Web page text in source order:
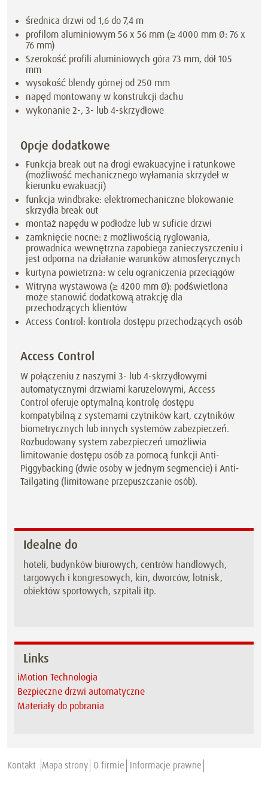
średnica drzwi od 1,6 do 7,4 m
profilom aluminiowym 56 x 56 mm (≥ 4000 mm Ø: 76 x
76 mm)
Szerokość profili aluminiowych góra 73 mm, dół 105
mm
wysokość blendy górnej od 250 mm
napęd montowany w konstrukcji dachu
wykonanie 2-, 3- lub 4-skrzydłowe
Opcje dodatkowe
Funkcja break out na drogi ewakuacyjne i ratunkowe
(możliwość mechanicznego wyłamania skrzydeł w
kierunku ewakuacji)
funkcja windbrake: elektromechaniczne blokowanie
skrzydła break out
montaż napędu w podłodze lub w suficie drzwi
zamknięcie nocne: z możliwością ryglowania,
prowadnica wewnętrzna zapobiega zanieczyszczeniu i
jest odporna na działanie warunków atmosferycznych
kurtyna powietrzna: w celu ograniczenia przeciągów
Witryna wystawowa (≥ 4200 mm Ø): podświetlona
może stanowić dodatkową atrakcję dla
przechodzących klientów
Access Control: kontrola dostępu przechodzących osób
Access Control
W połączeniu z naszymi 3- lub 4-skrzydłowymi
automatycznymi drzwiami karuzelowymi, Access
Control oferuje optymalną kontrolę dostępu
kompatybilną z systemami czytników kart, czytników
biometrycznych lub innych systemów zabezpieczeń.
Rozbudowany system zabezpieczeń umożliwia
limitowanie dostępu osób za pomocą funkcji Anti-
Piggybacking (dwie osoby w jednym segmencie) i Anti-
Tailgating (limitowane przepuszczanie osób).
Idealne do
hoteli, budynków biurowych, centrów handlowych,
targowych i kongresowych, kin, dworców, lotnisk,
obiektów sportowych, szpitali itp.
Links
iMotion Technologia
Bezpieczne drzwi automatyczne
Materiały do pobrania
Kontakt Mapa strony O firmie Informacje prawne